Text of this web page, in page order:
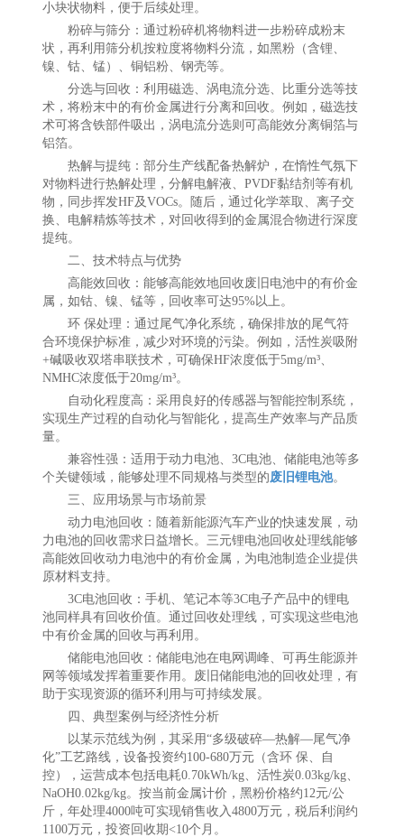
小块状物料，便于后续处理。
粉碎与筛分：通过粉碎机将物料进一步粉碎成粉末
状，再利用筛分机按粒度将物料分流，如黑粉（含锂、
镍、钴、锰）、铜铝粉、钢壳等。
分选与回收：利用磁选、涡电流分选、比重分选等技
术，将粉末中的有价金属进行分离和回收。例如，磁选技
术可将含铁部件吸出，涡电流分选则可高能效分离铜箔与
铝箔。
热解与提纯：部分生产线配备热解炉，在惰性气氛下
对物料进行热解处理，分解电解液、PVDF黏结剂等有机
物，同步挥发HF及VOCs。随后，通过化学萃取、离子交
换、电解精炼等技术，对回收得到的金属混合物进行深度
提纯。
二、技术特点与优势
高能效回收：能够高能效地回收废旧电池中的有价金
属，如钴、镍、锰等，回收率可达95%以上。
环 保处理：通过尾气净化系统，确保排放的尾气符
合环境保护标准，减少对环境的污染。例如，活性炭吸附
+碱吸收双塔串联技术，可确保HF浓度低于5mg/m³、
NMHC浓度低于20mg/m³。
自动化程度高：采用良好的传感器与智能控制系统，
实现生产过程的自动化与智能化，提高生产效率与产品质
量。
兼容性强：适用于动力电池、3C电池、储能电池等多
个关键领域，能够处理不同规格与类型的废旧锂电池。
三、应用场景与市场前景
动力电池回收：随着新能源汽车产业的快速发展，动
力电池的回收需求日益增长。三元锂电池回收处理线能够
高能效回收动力电池中的有价金属，为电池制造企业提供
原材料支持。
3C电池回收：手机、笔记本等3C电子产品中的锂电
池同样具有回收价值。通过回收处理线，可实现这些电池
中有价金属的回收与再利用。
储能电池回收：储能电池在电网调峰、可再生能源并
网等领域发挥着重要作用。废旧储能电池的回收处理，有
助于实现资源的循环利用与可持续发展。
四、典型案例与经济性分析
以某示范线为例，其采用“多级破碎—热解—尾气净
化”工艺路线，设备投资约100-680万元（含环 保、自
控），运营成本包括电耗0.70kWh/kg、活性炭0.03kg/kg、
NaOH0.02kg/kg。按当前金属计价，黑粉价格约12元/公
斤，年处理4000吨可实现销售收入4800万元，税后利润约
1100万元，投资回收期<10个月。